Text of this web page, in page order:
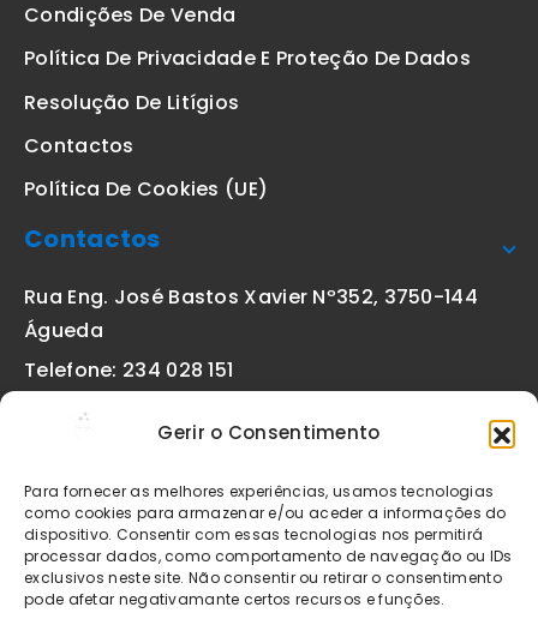
Gerir o Consentimento
Para fornecer as melhores experiências, usamos tecnologias
como cookies para armazenar e/ou aceder a informações do
dispositivo. Consentir com essas tecnologias nos permitirá
processar dados, como comportamento de navegação ou IDs
exclusivos neste site. Não consentir ou retirar o consentimento
pode afetar negativamante certos recursos e funções.
Condições De Venda
Política De Privacidade E Proteção De Dados
Resolução De Litígios
Contactos
Política De Cookies (UE)
Contactos
Rua Eng. José Bastos Xavier Nº352, 3750-144
Águeda
Telefone: 234 028 151
geral@etiquetas-online.pt
Os preços indicados incluem IVA à taxa legal em vigor. Todos
os artigos apresentados no site encontram-se sujeitos à
disponibilidade de stock após confirmação da encomenda. As